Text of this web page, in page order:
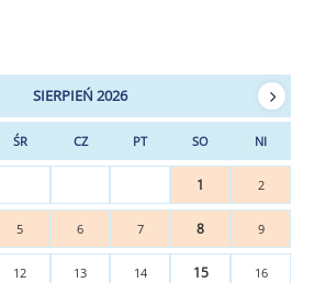
SIERPIEŃ 2026
ŚR CZ PT SO NI
1 2
5 6 7 8 9
12 13 14 15 16